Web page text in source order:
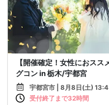
【開催確定！女性におス
グコン in 栃木/宇都宮
宇都宮市 | 8月8日(土)
受付終了まで32時間